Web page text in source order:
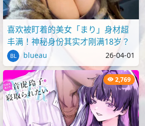
喜欢被盯着的美女「まり」身材超
丰满！神秘身份其实才刚满18岁？
blueau 26-04-01
2,769